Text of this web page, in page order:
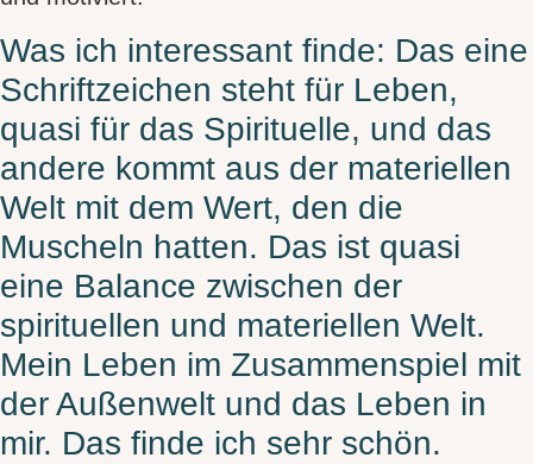
Was ich interessant finde: Das eine
Schriftzeichen steht für Leben,
quasi für das Spirituelle, und das
andere kommt aus der materiellen
Welt mit dem Wert, den die
Muscheln hatten. Das ist quasi
eine Balance zwischen der
spirituellen und materiellen Welt.
Mein Leben im Zusammenspiel mit
der Außenwelt und das Leben in
mir. Das finde ich sehr schön.